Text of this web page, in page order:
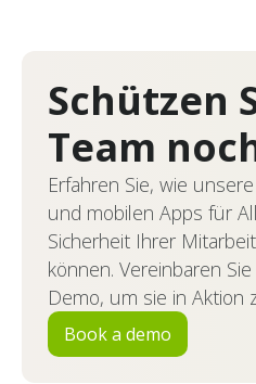
Schützen
Team
Erfahren Sie, wie
und mobilen Apps für
Sicherheit Ihrer
können. Vereinbaren
Demo, um sie in Aktion
Book a demo